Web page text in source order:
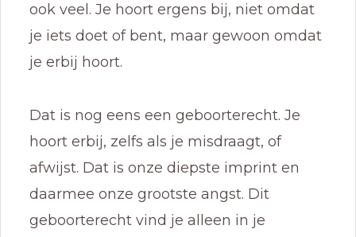
ook veel. Je hoort ergens bij, niet omdat
je iets doet of bent, maar gewoon omdat
je erbij hoort.
Dat is nog eens een geboorterecht. Je
hoort erbij, zelfs als je misdraagt, of
afwijst. Dat is onze diepste imprint en
daarmee onze grootste angst. Dit
geboorterecht vind je alleen in je